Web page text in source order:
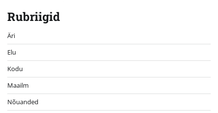
Rubriigid
Äri
Elu
Kodu
Maailm
Nõuanded